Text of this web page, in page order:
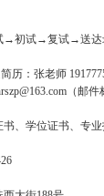
初试→复试→送达
历：张老师
（邮
、学位证书、专